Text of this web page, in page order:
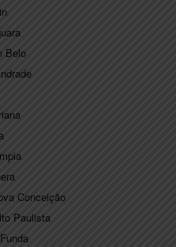
Belo
Conceição
Paulista